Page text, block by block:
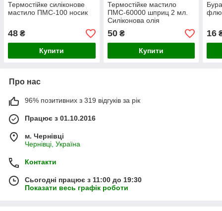
Термостійке силіконове
мастило ПМС-100 носик
48 ₴
Купити
Термостійке мастило
ПМС-60000 шприц 2 мл.
Силіконова олія
50₴
Купити
16
Про нас
96% позитивних з 319 відгуків за рік
Працює з 01.10.2016
м. Чернівці
Чернівці, Україна
Контакти
Сьогодні працює з 11:00 до 19:30
Показати весь графік роботи